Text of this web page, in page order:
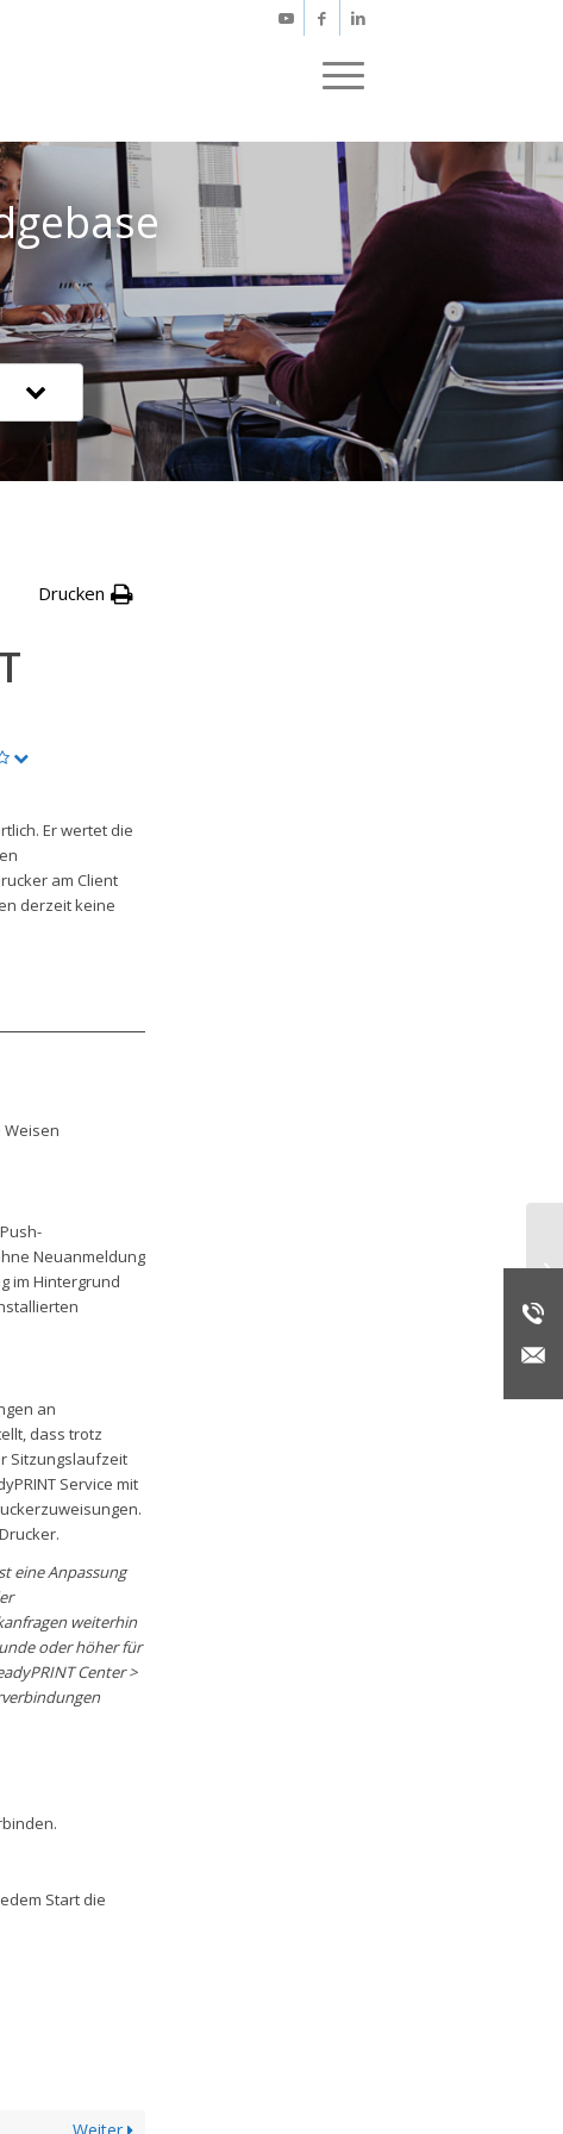
Drucken
Er wertet die
am Client
derzeit keine
Neuanmeldung
im Hintergrund
an
dass trotz
Sitzungslaufzeit
Service mit
eine Anpassung
weiterhin
oder höher für
Center >
Start die